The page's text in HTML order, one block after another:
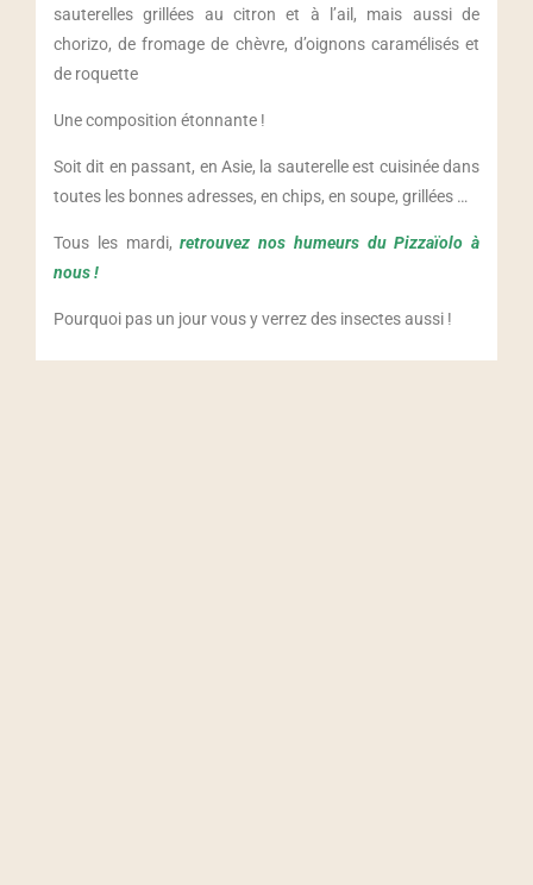
sauterelles grillées au citron et à l’ail, mais aussi de
chorizo, de fromage de chèvre, d’oignons caramélisés et
de roquette
Une composition étonnante !
Soit dit en passant, en Asie, la sauterelle est cuisinée dans
toutes les bonnes adresses, en chips, en soupe, grillées …
Tous les mardi, retrouvez nos humeurs du Pizzaïolo à
nous !
Pourquoi pas un jour vous y verrez des insectes aussi !